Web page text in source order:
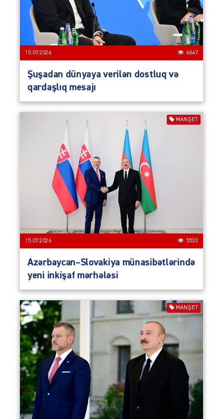
15.07.2026 6647
Şuşadan dünyaya verilən dostluq və
qardaşlıq mesajı
MANŞET
15.07.2026 5533
Azərbaycan–Slovakiya münasibətlərində
yeni inkişaf mərhələsi
MANŞET